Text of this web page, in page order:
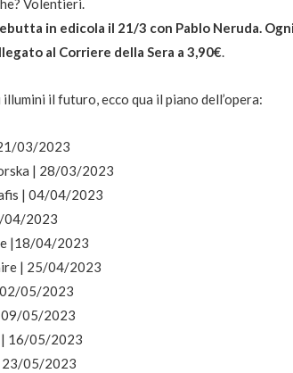
Volentieri.
in edicola il 21/3 con Pablo Neruda.
al Corriere della Sera a 3,90€.
il futuro, ecco qua il piano dell’opera:
03/2023
| 28/03/2023
| 04/04/2023
04/2023
|18/04/2023
| 25/04/2023
02/05/2023
09/05/2023
| 16/05/2023
23/05/2023